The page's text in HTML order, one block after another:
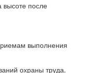
высоте после
выполнения
охраны труда.